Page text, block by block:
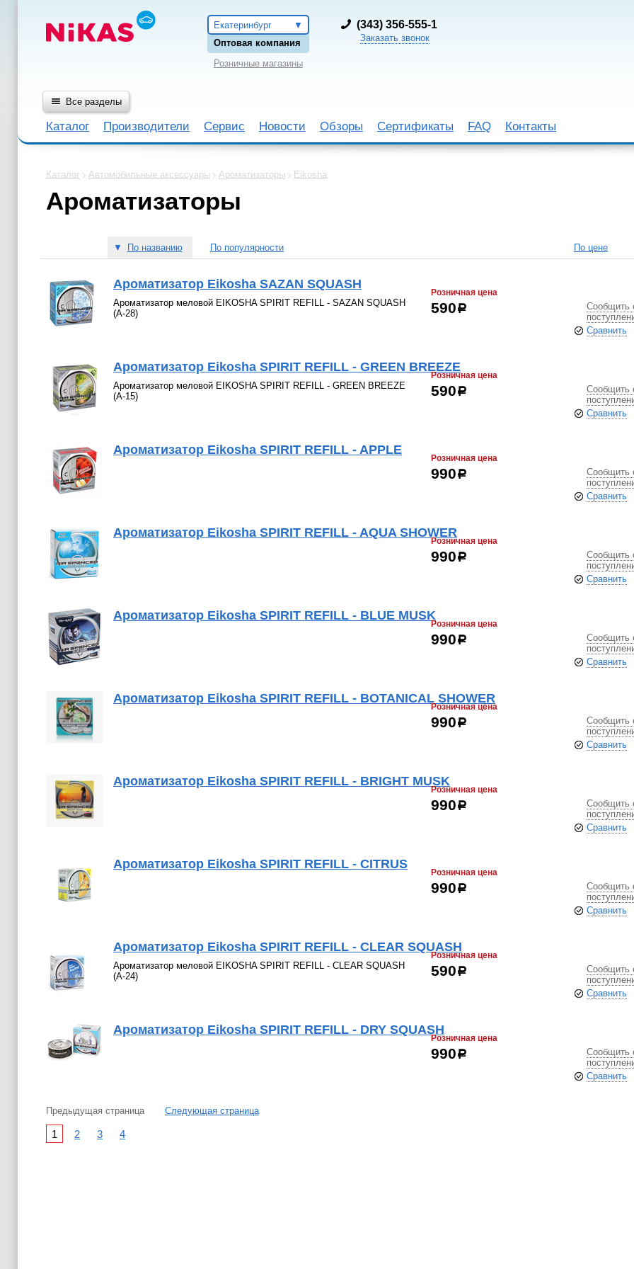
Екатеринбург
Оптовая компания
Розничные магазины
(343) 356-555-1
Заказать звонок
Все разделы
Каталог Производители Сервис Новости Обзоры Сертификаты FAQ Контакты
Каталог Автомобильные аксессуары Ароматизаторы Eikosha
Ароматизаторы
По цене
▼ По названию По популярности
Ароматизатор Eikosha SAZAN SQUASH
Ароматизатор меловой EIKOSHA SPIRIT REFILL - SAZAN SQUASH
(A-28)
Розничная цена
590р
Сообщить
Сравнить
Ароматизатор Eikosha SPIRIT REFILL - GREEN BREEZE
Ароматизатор меловой EIKOSHA SPIRIT REFILL - GREEN BREEZE
(A-15)
Розничная цена
590р
Сообщить
Сравнить
Ароматизатор Eikosha SPIRIT REFILL - APPLE
Розничная цена
990р
Сообщить
Сравнить
Ароматизатор Eikosha SPIRIT REFILL - AQUA SHOWER
Розничная цена
990р
Сообщить
Сравнить
Ароматизатор Eikosha SPIRIT REFILL - BLUE MUSK
Розничная цена
990р
Сообщить
Сравнить
Ароматизатор Eikosha SPIRIT REFILL - BOTANICAL SHOWER
Розничная цена
990р
Сообщить
Сравнить
Ароматизатор Eikosha SPIRIT REFILL - BRIGHT MUSK
Розничная цена
990р
Сообщить
Сравнить
Ароматизатор Eikosha SPIRIT REFILL - CITRUS
Розничная цена
990р
Сообщить
Сравнить
Ароматизатор Eikosha SPIRIT REFILL - CLEAR SQUASH
Ароматизатор меловой EIKOSHA SPIRIT REFILL - CLEAR SQUASH
(A-24)
Розничная цена
590р
Сообщить
Сравнить
Ароматизатор Eikosha SPIRIT REFILL - DRY SQUASH
Розничная цена
990р
Сообщить
Сравнить
Предыдущая страница Следующая страница
1 2 3 4